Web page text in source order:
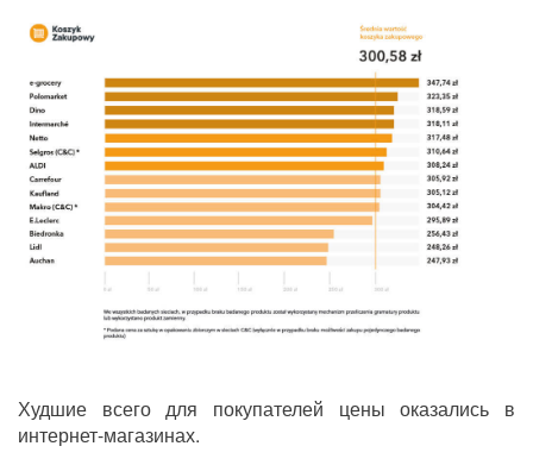
Худшие всего для покупателей цены оказались в
интернет-магазинах.